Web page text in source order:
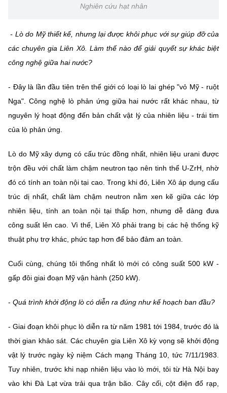
Nghiên cứu hạt nhân
- Lò do Mỹ thiết kế, nhưng lại được khôi phục với sự giúp đỡ của
các chuyên gia Liên Xô. Làm thế nào để giải quyết sự khác biệt
công nghệ giữa hai nước?
- Đây là lần đầu tiên trên thế giới có loại lò lai ghép "vỏ Mỹ - ruột
Nga". Công nghệ lò phản ứng giữa hai nước rất khác nhau, từ
nguyên lý hoạt động đến bản chất vật lý của nhiên liệu - trái tim
của lò phản ứng.
Lò do Mỹ xây dựng có cấu trúc đồng nhất, nhiên liệu urani được
trộn đều với chất làm chậm neutron tạo nên tinh thể U-ZrH, nhờ
đó có tính an toàn nội tại cao. Trong khi đó, Liên Xô áp dụng cấu
trúc dị nhất, chất làm chậm neutron nằm xen kẽ giữa các lớp
nhiên liệu, tính an toàn nội tại thấp hơn, nhưng dễ dàng đưa
công suất lên cao. Vì thế, Liên Xô phải trang bị các hệ thống kỹ
thuật phụ trợ khác, phức tạp hơn để bảo đảm an toàn.
Cuối cùng, chúng tôi thống nhất lò mới có công suất 500 kW -
gấp đôi giai đoạn Mỹ vận hành (250 kW).
- Quá trình khởi động lò có diễn ra đúng như kế hoạch ban đầu?
- Giai đoạn khôi phục lò diễn ra từ năm 1981 tới 1984, trước đó là
thời gian khảo sát. Các chuyên gia Liên Xô kỳ vọng sẽ khởi động
vật lý trước ngày kỷ niệm Cách mạng Tháng 10, tức 7/11/1983.
Tuy nhiên, trước khi nạp nhiên liệu vào lò mới, tôi từ Hà Nội bay
vào khi Đà Lạt vừa trải qua trận bão. Cây cối, cột điện đổ rạp,